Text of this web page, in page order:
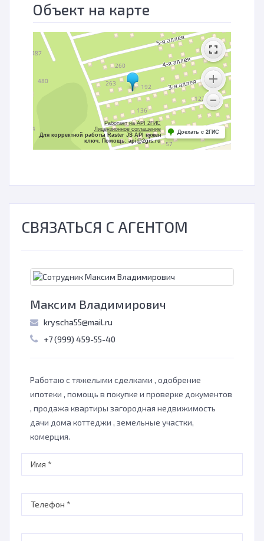
Объект на карте
Работает на API 2ГИС
Лицензионное соглашение
Для корректной работы Raster JS API нужен
ключ. Помощь: api@2gis.ru
Доехать с 2ГИС
СВЯЗАТЬСЯ С АГЕНТОМ
Максим Владимирович
kryscha55@mail.ru
+7 (999) 459-55-40
Работаю с тяжелыми сделками , одобрение
ипотеки , помощь в покупке и проверке документов
, продажа квартиры загородная недвижимость
дачи дома коттеджи , земельные участки,
комерция.